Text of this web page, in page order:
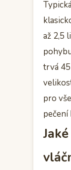
až 2,5
trvá
pro
pečení